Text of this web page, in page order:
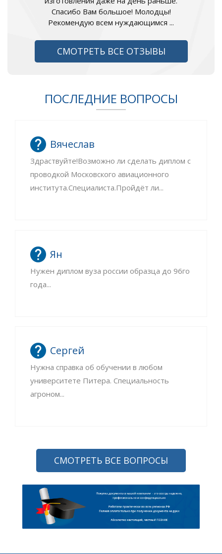
Спасибо Вам большое! Молодцы!
Рекомендую всем нуждающимся ...
СМОТРЕТЬ ВСЕ ОТЗЫВЫ
ПОСЛЕДНИЕ ВОПРОСЫ
Вячеслав
Здраствуйте!Возможно ли сделать диплом с
проводкой Московского авиационного
института.Специалиста.Пройдёт ли...
Ян
Нужен диплом вуза россии образца до 96го
года...
Сергей
Нужна справка об обучении в любом
университете Питера. Специальность
агроном...
СМОТРЕТЬ ВСЕ ВОПРОСЫ